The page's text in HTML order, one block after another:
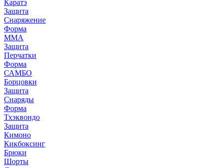
Каратэ
Защита
Снаряжение
Форма
ММА
Защита
Перчатки
Форма
САМБО
Борцовки
Защита
Снаряды
Форма
Тхэквондо
Защита
Кимоно
Кикбоксинг
Брюки
Шорты